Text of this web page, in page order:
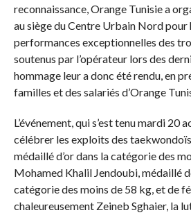
reconnaissance, Orange Tunisie a
au siège du Centre Urbain Nord pour
performances exceptionnelles des
soutenus par l’opérateur lors des
hommage leur a donc été rendu, en
familles et des salariés d’Orange
L’événement, qui s’est tenu mardi 20
célébrer les exploits des
médaillé d’or dans la catégorie des
Mohamed Khalil Jendoubi, médaillé
catégorie des moins de 58 kg, et de
chaleureusement Zeineb Sghaier, la